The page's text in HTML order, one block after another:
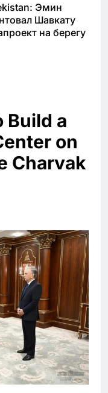
Эмин
Шавкату
на берегу
Build a
on
Charvak